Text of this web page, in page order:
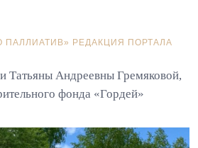
ПАЛЛИАТИВ» РЕДАКЦИЯ ПОРТАЛА
Татьяны Андреевны Гремяковой,
фонда «Гордей»